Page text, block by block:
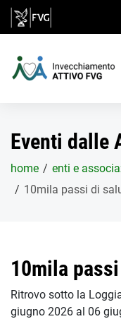
Salta al contenuto
Eventi dalle
home enti e
10mila passi di
10mila
Ritrovo sotto la
giugno 2026 al 06